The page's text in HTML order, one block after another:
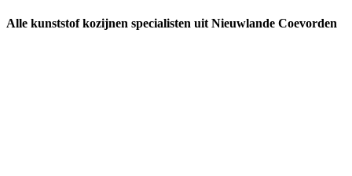
Alle kunststof kozijnen specialisten uit Nieuwlande Coevorden